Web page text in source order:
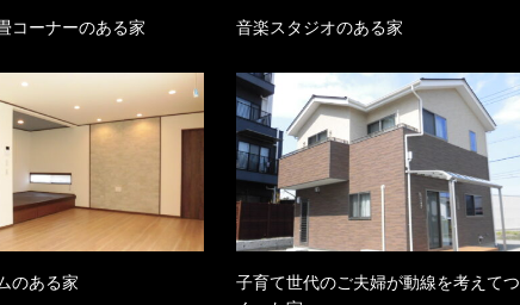
コーナーのある家 音楽スタジオのある家
のある家
子育て世代のご夫婦が動線を考えてつ